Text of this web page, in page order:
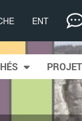
ENT